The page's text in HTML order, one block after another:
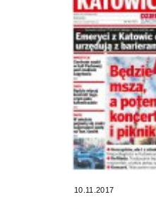
10.11.2017